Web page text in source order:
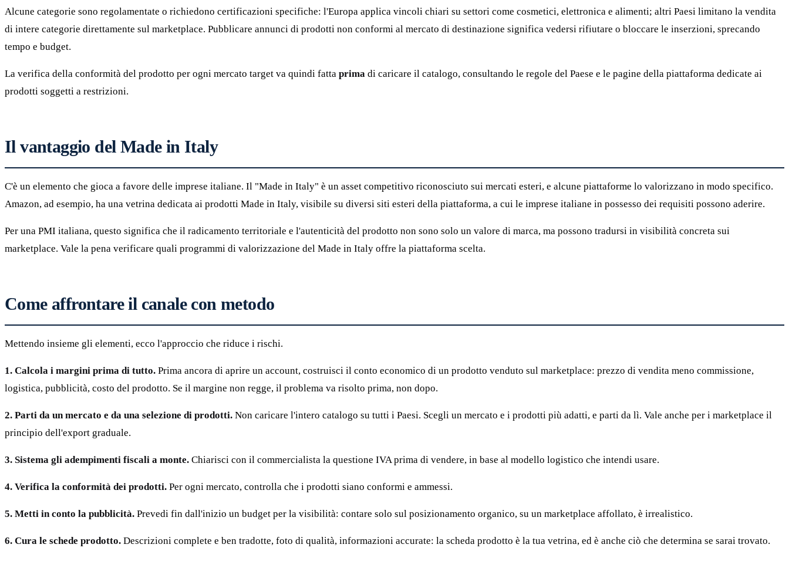
Alcune categorie sono regolamentate o richiedono certificazioni specifiche: l'Europa applica vincoli chiari su settori come cosmetici, elettronica e alimenti; altri Paesi limitano la vendita
di intere categorie direttamente sul marketplace. Pubblicare annunci di prodotti non conformi al mercato di destinazione significa vedersi rifiutare o bloccare le inserzioni, sprecando
tempo e budget.
La verifica della conformità del prodotto per ogni mercato target va quindi fatta prima di caricare il catalogo, consultando le regole del Paese e le pagine della piattaforma dedicate ai
prodotti soggetti a restrizioni.
Il vantaggio del Made in Italy
C'è un elemento che gioca a favore delle imprese italiane. Il "Made in Italy" è un asset competitivo riconosciuto sui mercati esteri, e alcune piattaforme lo valorizzano in modo specifico.
Amazon, ad esempio, ha una vetrina dedicata ai prodotti Made in Italy, visibile su diversi siti esteri della piattaforma, a cui le imprese italiane in possesso dei requisiti possono aderire.
Per una PMI italiana, questo significa che il radicamento territoriale e l'autenticità del prodotto non sono solo un valore di marca, ma possono tradursi in visibilità concreta sui
marketplace. Vale la pena verificare quali programmi di valorizzazione del Made in Italy offre la piattaforma scelta.
Come affrontare il canale con metodo
Mettendo insieme gli elementi, ecco l'approccio che riduce i rischi.
1. Calcola i margini prima di tutto. Prima ancora di aprire un account, costruisci il conto economico di un prodotto venduto sul marketplace: prezzo di vendita meno commissione,
logistica, pubblicità, costo del prodotto. Se il margine non regge, il problema va risolto prima, non dopo.
2. Parti da un mercato e da una selezione di prodotti. Non caricare l'intero catalogo su tutti i Paesi. Scegli un mercato e i prodotti più adatti, e parti da lì. Vale anche per i marketplace il
principio dell'export graduale.
3. Sistema gli adempimenti fiscali a monte. Chiarisci con il commercialista la questione IVA prima di vendere, in base al modello logistico che intendi usare.
4. Verifica la conformità dei prodotti. Per ogni mercato, controlla che i prodotti siano conformi e ammessi.
5. Metti in conto la pubblicità. Prevedi fin dall'inizio un budget per la visibilità: contare solo sul posizionamento organico, su un marketplace affollato, è irrealistico.
6. Cura le schede prodotto. Descrizioni complete e ben tradotte, foto di qualità, informazioni accurate: la scheda prodotto è la tua vetrina, ed è anche ciò che determina se sarai trovato.